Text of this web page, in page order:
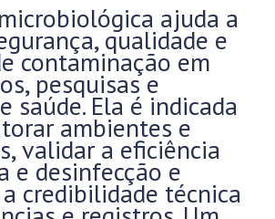
ajuda a
qualidade e
contaminação em
pesquisas e
saúde. Ela é indicada
ambientes e
validar a eficiência
e desinfecção e
credibilidade técnica